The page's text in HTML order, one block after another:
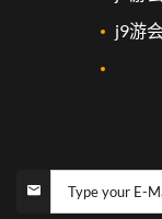
j9游
Type your E-